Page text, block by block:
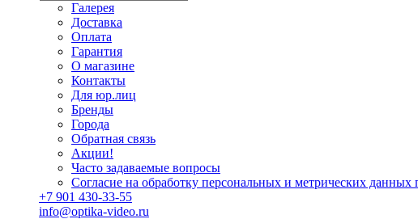
Галерея
Доставка
Оплата
Гарантия
О магазине
Контакты
Для юр.лиц
Бренды
Города
Обратная связь
Акции!
Часто задаваемые вопросы
Согласие на обработку персональных и метрических данных
+7 901 430-33-55
info@optika-video.ru